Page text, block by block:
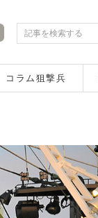
コラム狙撃兵